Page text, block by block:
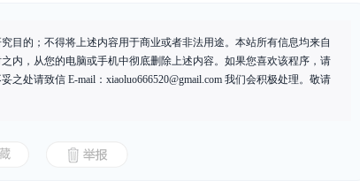
目的；不得将上述内容用于商业或者非法用途。本站所有信息均来自
内，从您的电脑或手机中彻底删除上述内容。如果您喜欢该程序，请
之处请致信 E-mail： xiaoluo666520@gmail.com 我们会积极处理。敬请